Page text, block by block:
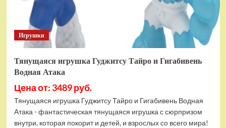
Игрушки
Тянущаяся игрушка Гуджитсу Тайро и Гигабивень
Водная Атака
Цена от: 3489 руб.
Тянущаяся игрушка Гуджитсу Тайро и Гигабивень Водная
Атака - фантастическая тянущаяся игрушка с сюрпризом
внутри, которая покорит и детей, и взрослых со всего мира!